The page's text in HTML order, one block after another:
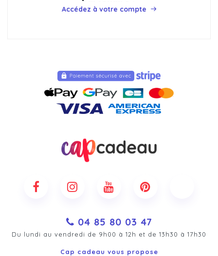
Accédez à votre compte
04 85 80 03 47
Du lundi au vendredi de 9h00 à 12h et de 13h30 à 17h30
Cap cadeau vous propose